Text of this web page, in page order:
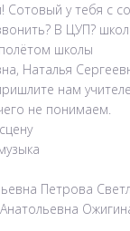
Сотовый у тебя с
В ЦУП?
школы
Наталья
нам
не понимаем.
Петрова